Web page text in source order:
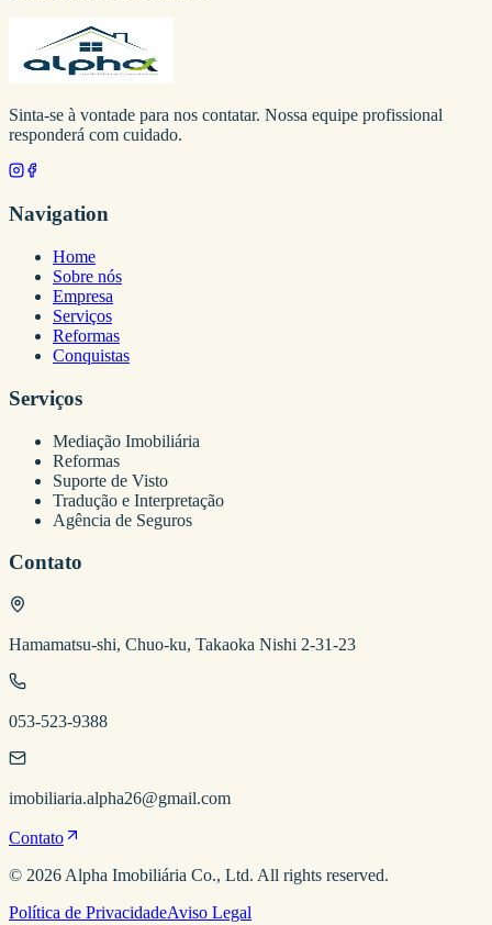
Sinta-se à vontade para nos contatar. Nossa equipe profissional
responderá com cuidado.
Navigation
Home
Sobre nós
Empresa
Serviços
Reformas
Conquistas
Serviços
Mediação Imobiliária
Reformas
Suporte de Visto
Tradução e Interpretação
Agência de Seguros
Contato
Hamamatsu-shi, Chuo-ku, Takaoka Nishi 2-31-23
053-523-9388
imobiliaria.alpha26@gmail.com
Contato
© 2026 Alpha Imobiliária Co., Ltd. All rights reserved.
Política de PrivacidadeAviso Legal